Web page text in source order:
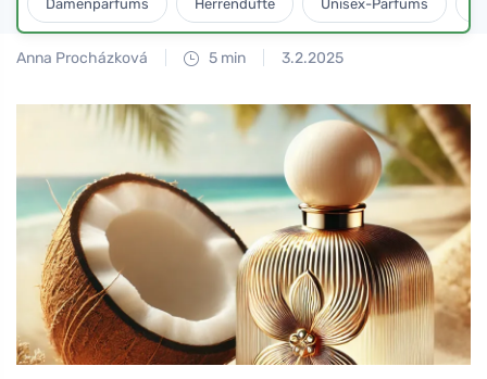
Damenparfums Herrendüfte Unisex-Parfums
Anna Procházková 5 min 3.2.2025